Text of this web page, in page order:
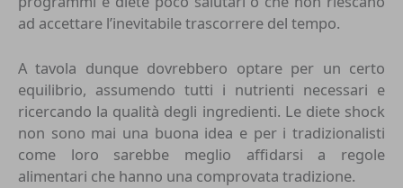
ad accettare l’inevitabile trascorrere del tempo.
A tavola dunque dovrebbero optare per un certo
equilibrio, assumendo tutti i nutrienti necessari e
ricercando la qualità degli ingredienti. Le diete shock
non sono mai una buona idea e per i tradizionalisti
come loro sarebbe meglio affidarsi a regole
alimentari che hanno una comprovata tradizione.